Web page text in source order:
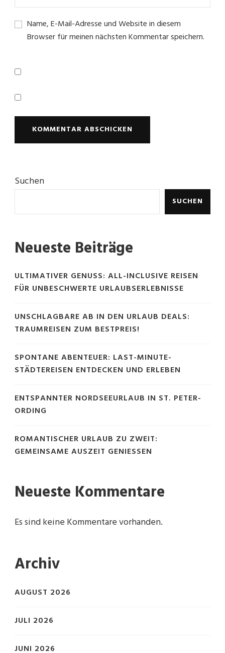
Name, E-Mail-Adresse und Website in diesem
Browser für meinen nächsten Kommentar speichern.
Suchen
SUCHEN
Neueste Beiträge
ULTIMATIVER GENUSS: ALL-INCLUSIVE REISEN
FÜR UNBESCHWERTE URLAUBSERLEBNISSE
UNSCHLAGBARE AB IN DEN URLAUB DEALS:
TRAUMREISEN ZUM BESTPREIS!
SPONTANE ABENTEUER: LAST-MINUTE-
STÄDTEREISEN ENTDECKEN UND ERLEBEN
ENTSPANNTER NORDSEEURLAUB IN ST. PETER-
ORDING
ROMANTISCHER URLAUB ZU ZWEIT:
GEMEINSAME AUSZEIT GENIESSEN
Neueste Kommentare
Es sind keine Kommentare vorhanden.
Archiv
AUGUST 2026
JULI 2026
JUNI 2026